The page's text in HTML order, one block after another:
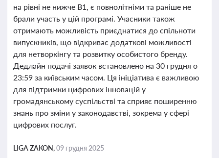
на рівні не нижче B1, є повнолітніми та раніше не
брали участь у цій програмі. Учасники також
отримають можливість приєднатися до спільноти
випускників, що відкриває додаткові можливості
для нетворкінгу та розвитку особистого бренду.
Дедлайн подачі заявок встановлено на 30 грудня о
23:59 за київським часом. Ця ініціатива є важливою
для підтримки цифрових інновацій у
громадянському суспільстві та сприяє поширенню
знань про зміни у законодавстві, зокрема у сфері
цифрових послуг.
LIGA ZAKON,09 грудня 2025